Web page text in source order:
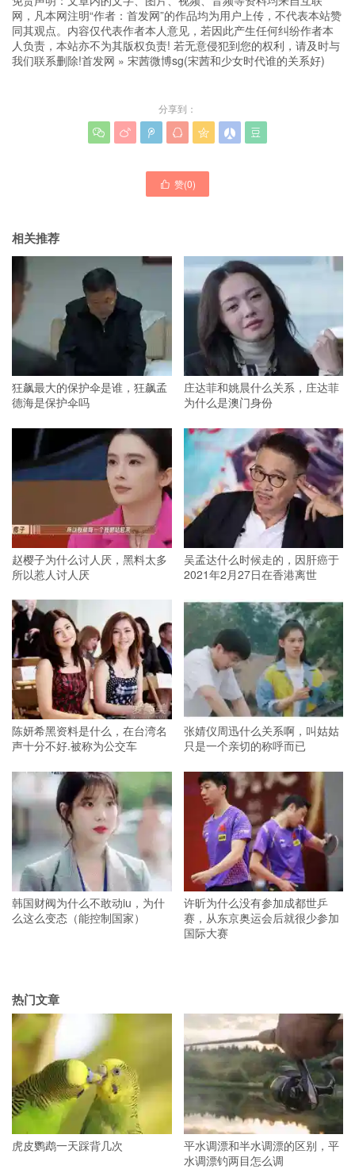
网，凡本网注明“作者：首发网”的作品均为用户上传，不代表本站赞
同其观点。内容仅代表作者本人意见，若因此产生任何纠纷作者本
人负责，本站亦不为其版权负责! 若无意侵犯到您的权利，请及时与
我们联系删除!首发网 » 宋茜微博sg(宋茜和少女时代谁的关系好)
分享到：
      
 赞(0)
相关推荐
狂飙最大的保护伞是谁，狂飙孟
德海是保护伞吗
庄达菲和姚晨什么关系，庄达菲
为什么是澳门身份
赵樱子为什么讨人厌，黑料太多
所以惹人讨人厌
吴孟达什么时候走的，因肝癌于
2021年2月27日在香港离世
陈妍希黑资料是什么，在台湾名
声十分不好.被称为公交车
张婧仪周迅什么关系啊，叫姑姑
只是一个亲切的称呼而已
韩国财阀为什么不敢动iu，为什
么这么变态（能控制国家）
许昕为什么没有参加成都世乒
赛，从东京奥运会后就很少参加
国际大赛
热门文章
虎皮鹦鹉一天踩背几次
平水调漂和半水调漂的区别，平
水调漂钓两目怎么调